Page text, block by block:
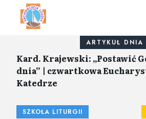
ARTYKUŁ DNIA
Kard. Krajewski: „Postawić
dnia” | czwartkowa
Katedrze
SZKOŁA LITURGII